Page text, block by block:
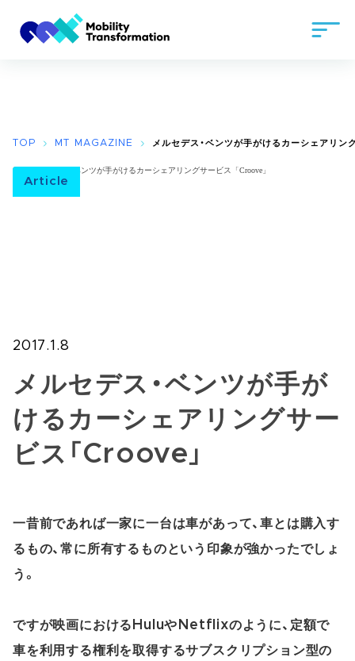
TOP MT MAGAZINE メルセデス・ベンツが手がけるカーシェアリン
Article
2017.1.8
メルセデス・ベンツが手が
けるカーシェアリングサー
ビス「Croove」
一昔前であれば一家に一台は車があって、車とは購入す
るもの、常に所有するものという印象が強かったでしょ
う。
ですが映画におけるHuluやNetflixのように、定額で
車を利用する権利を取得するサブスクリプション型の